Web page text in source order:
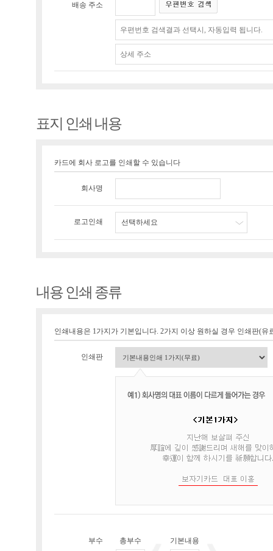
배송 주소
표지 인쇄 내용
카드에 회사 로고를 인쇄할 수 있습니다
회사명
로고인쇄 선택하세요
내용 인쇄 종류
인쇄내용은 1가지가 기본입니다. 2가지 이상 원하실 경우 인쇄판(유
인쇄판
부수 총부수 기본내용